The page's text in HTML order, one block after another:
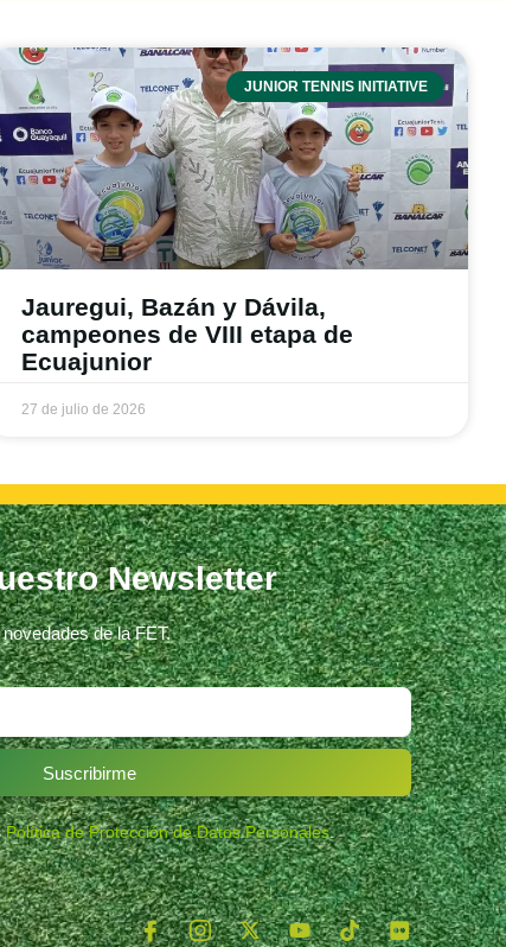
JUNIOR TENNIS INITIATIVE
Jauregui, Bazán y Dávila,
campeones de VIII etapa de
Ecuajunior
27 de julio de 2026
Newsletter
de la FET.
Suscribirme
Política de Protección de Datos Personales.